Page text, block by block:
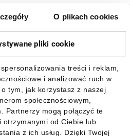
O plikach cookies
pliki cookie
treści i reklam,
i analizować ruch w
tym, jak korzystasz z naszej
społecznościowym,
Partnerzy mogą połączyć te
otrzymanymi od Ciebie lub
z ich usług. Dzięki Twojej
aplikację mobilną: